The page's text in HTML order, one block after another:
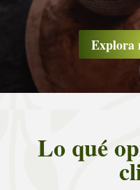
Explora
Lo qué